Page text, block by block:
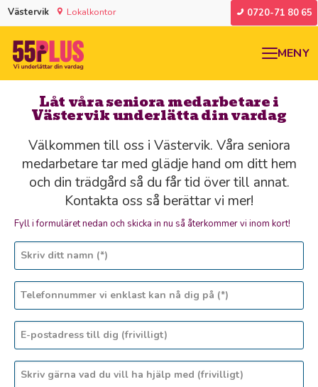
Västervik Lokalkontor 0720-71 80 65
MENY
Låt våra seniora medarbetare i
Västervik underlätta din vardag
Välkommen till oss i Västervik. Våra seniora
medarbetare tar med glädje hand om ditt hem
och din trädgård så du får tid över till annat.
Kontakta oss så berättar vi mer!
Fyll i formuläret nedan och skicka in nu så återkommer vi inom kort!